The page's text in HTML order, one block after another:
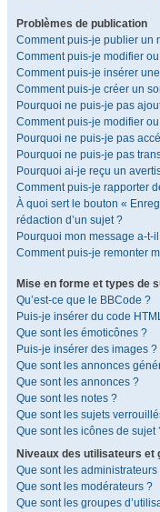
Problèmes de publication
Comment puis-je publier un
Comment puis-je modifier
Comment puis-je insérer
Comment puis-je créer un
Pourquoi ne puis-je pas
Comment puis-je modifier
Pourquoi ne puis-je pas
Pourquoi ne puis-je pas
Pourquoi ai-je reçu un
Comment puis-je rapporter
À quoi sert le bouton «
rédaction d’un sujet ?
Pourquoi mon message a-t-
Comment puis-je remonter
Mise en forme et types de
Qu’est-ce que le BBCode ?
Puis-je insérer du code
Que sont les émoticônes ?
Puis-je insérer des images ?
Que sont les annonces
Que sont les annonces ?
Que sont les notes ?
Que sont les sujets
Que sont les icônes de sujet
Niveaux des utilisateurs et
Que sont les administrateurs
Que sont les modérateurs ?
Que sont les groupes